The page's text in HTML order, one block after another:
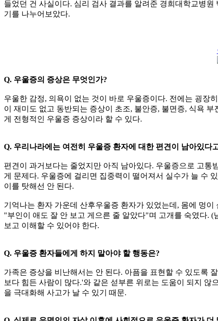
들었던 건 사실이다. 심리 검사 결과를 알려준 경희대학교병
기를 나누어보았다.
Q. 우울증의 증상은 무엇인가?
우울한 감정, 의욕이 없는 것이 바로 우울증이다. 전에는 굉장
이 재미도 없고 동반되는 증상이 초조, 불안증, 불면증, 식욕
게 전형적인 우울증 증상이라 할 수 있다.
Q. 우리나라에는 여전히 우울증 환자에 대한 편견이 남아있다
편견이 과거보다는 줄었지만 아직 남아있다. 우울증으로 고통
게 문제다. 우울증에 걸리면 집중력이 떨어져서 실수가 늘 수
이를 탓해선 안 된다.
기억나는 환자 가운데 산후우울증 환자가 있었는데, 몸에 멍
"부인이 애도 잘 안 보고 게으른 줄 알았다"며 고개를 숙였다.
보고 이해할 수 있어야 한다.
Q. 우울증 환자들에게 하지 말아야 할 행동은?
가족은 증상을 비난해서는 안 된다. 아픔을 표현할 수 있도록
보다 힘든 사람이 많다.'와 같은 섣부른 위로는 도움이 되지
을 극대화해 사고가 날 수 있기 때문.